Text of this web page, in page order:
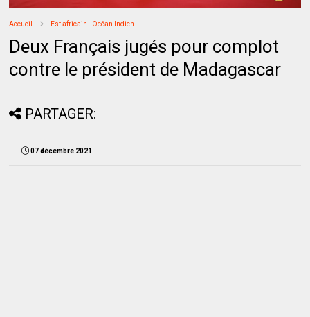
Accueil Est africain - Océan Indien
Deux Français jugés pour complot
contre le président de Madagascar
PARTAGER:
07 décembre 2021